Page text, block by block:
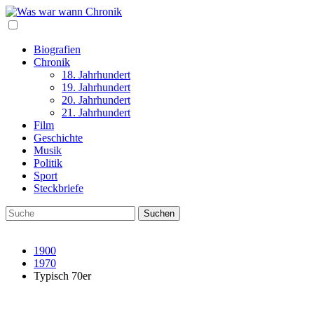
Biografien
Chronik
18. Jahrhundert
19. Jahrhundert
20. Jahrhundert
21. Jahrhundert
Film
Geschichte
Musik
Politik
Sport
Steckbriefe
1900
1970
Typisch 70er